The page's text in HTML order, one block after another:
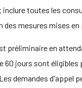
toutes les
des mesures mises en
préliminaire en
60 jours sont éligibles
demandes d'appel